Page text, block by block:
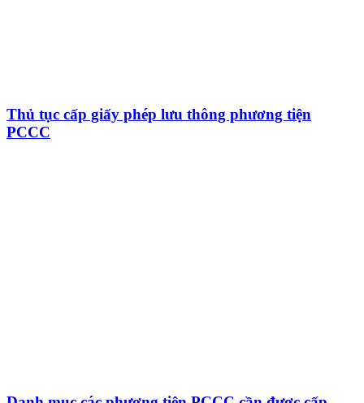
Thủ tục cấp giấy phép lưu thông phương tiện
PCCC